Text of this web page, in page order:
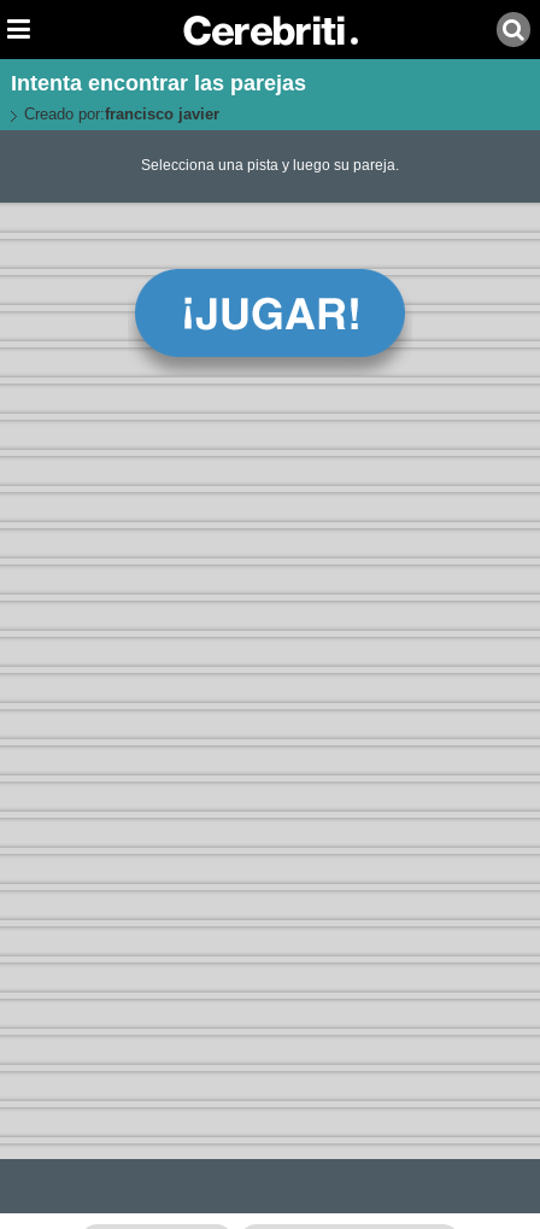
Intenta encontrar las parejas
Creado por:francisco javier
Selecciona una pista y luego su pareja.